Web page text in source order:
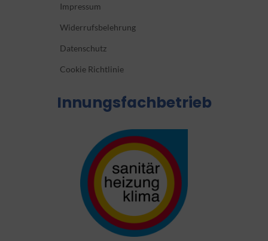
Impressum
Widerrufsbelehrung
Datenschutz
Cookie Richtlinie
Innungsfachbetrieb